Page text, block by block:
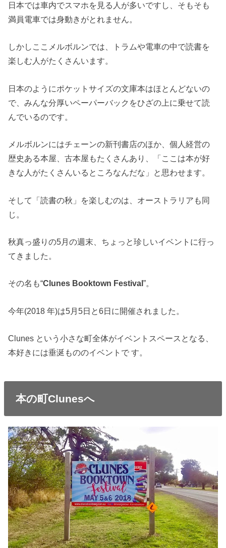
日本では車内でスマホを見る人が多いですし、そもそも
満員電車では身動きがとれません。
しかしここメルボルンでは、トラムや電車の中で読書を
楽しむ人がたくさんいます。
日本のようにポケットサイズの文庫本はほとんどないの
で、みんな分厚いペーパーバックをひざの上に乗せて読
んでいるのです。
メルボルンにはチェーンの新刊書店のほか、個人経営の
歴史ある本屋、古本屋もたくさんあり、「ここは本が好
きな人がたくさんいるところなんだな」と思わせます。
そして「読書の秋」を楽しむのは、オーストラリアも同
じ。
秋真っ盛りの5月の週末、ちょっと珍しいイベントに行っ
てきました。
その名も“Clunes Booktown Festival”。
今年(2018 年)は5月5日と6日に開催されました。
Clunes という小さな町全体がイベントスペースとなる、
本好きには垂涎もののイベントで す。
本の町Clunesへ